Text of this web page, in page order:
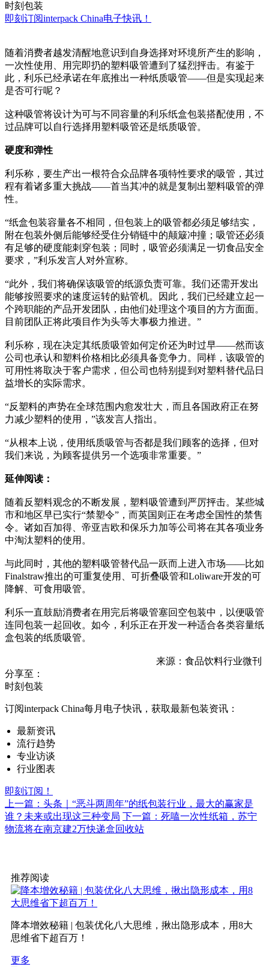
时刻包装
即刻订阅interpack China电子快讯！
随着消费者越发清醒地意识到自身选择对环境所产生的影响，
一次性使用、用完即扔的塑料吸管遭到了猛烈抨击。有鉴于
此，利乐已经承诺在年底推出一种纸质吸管——但是实现起来
是否可行呢？
这种吸管将设计为可与不同容量的利乐纸盒包装搭配使用，不
过品牌可以自行选择用塑料吸管还是纸质吸管。
硬度和弹性
利乐称，要生产出一根符合众品牌各项特性要求的吸管，其过
程有着诸多重大挑战——首当其冲的就是复制出塑料吸管的弹
性。
“纸盒包装容量各不相同，但包装上的吸管都必须足够结实，
附在包装外侧后能够经受住分销链中的颠簸冲撞；吸管还必须
有足够的硬度能刺穿包装；同时，吸管必须满足一切食品安全
要求，”利乐发言人对外宣称。
“此外，我们将确保该吸管的纸源负责可靠。我们还需开发出
能够按照要求的速度运转的贴管机。因此，我们已经建立起一
个跨职能的产品开发团队，由他们处理这个项目的方方面面。
目前团队正将此项目作为头等大事极力推进。”
利乐称，现在决定其纸质吸管如何定价还为时过早——然而该
公司也承认和塑料价格相比必须具备竞争力。同样，该吸管的
可用性将取决于客户需求，但公司也特别提到对塑料替代品日
益增长的实际需求。
“反塑料的声势在全球范围内愈发壮大，而且各国政府正在努
力减少塑料的使用，”该发言人指出。
“从根本上说，使用纸质吸管与否都是我们顾客的选择，但对
我们来说，为顾客提供另一个选项非常重要。”
延伸阅读：
随着反塑料观念的不断发展，塑料吸管遭到严厉抨击。某些城
市和地区早已实行“禁塑令”，而英国则正在考虑全国性的禁售
令。诸如百加得、帝亚吉欧和保乐力加等公司将在其各项业务
中淘汰塑料的使用。
与此同时，其他的塑料吸管替代品一跃而上进入市场——比如
Finalstraw推出的可重复使用、可折叠吸管和Loliware开发的可
降解、可食用吸管。
利乐一直鼓励消费者在用完后将吸管塞回空包装中，以便吸管
连同包装一起回收。如今，利乐正在开发一种适合各类容量纸
盒包装的纸质吸管。
来源：食品饮料行业微刊
分享至：
时刻包装
订阅interpack China每月电子快讯，获取最新包装资讯：
最新资讯
流行趋势
专业访谈
行业图表
即刻订阅！
上一篇：头条｜“恶斗两周年”的纸包装行业，最大的赢家是
谁？未来或出现这三种变局 下一篇：死嗑一次性纸箱，苏宁
物流将在南京建2万快递盒回收站
推荐阅读
降本增效秘籍 | 包装优化八大思维，揪出隐形成本，用8大
思维省下超百万！
更多